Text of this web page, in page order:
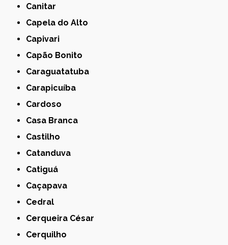
Canitar
Capela do Alto
Capivari
Capão Bonito
Caraguatatuba
Carapicuíba
Cardoso
Casa Branca
Castilho
Catanduva
Catiguá
Caçapava
Cedral
Cerqueira César
Cerquilho